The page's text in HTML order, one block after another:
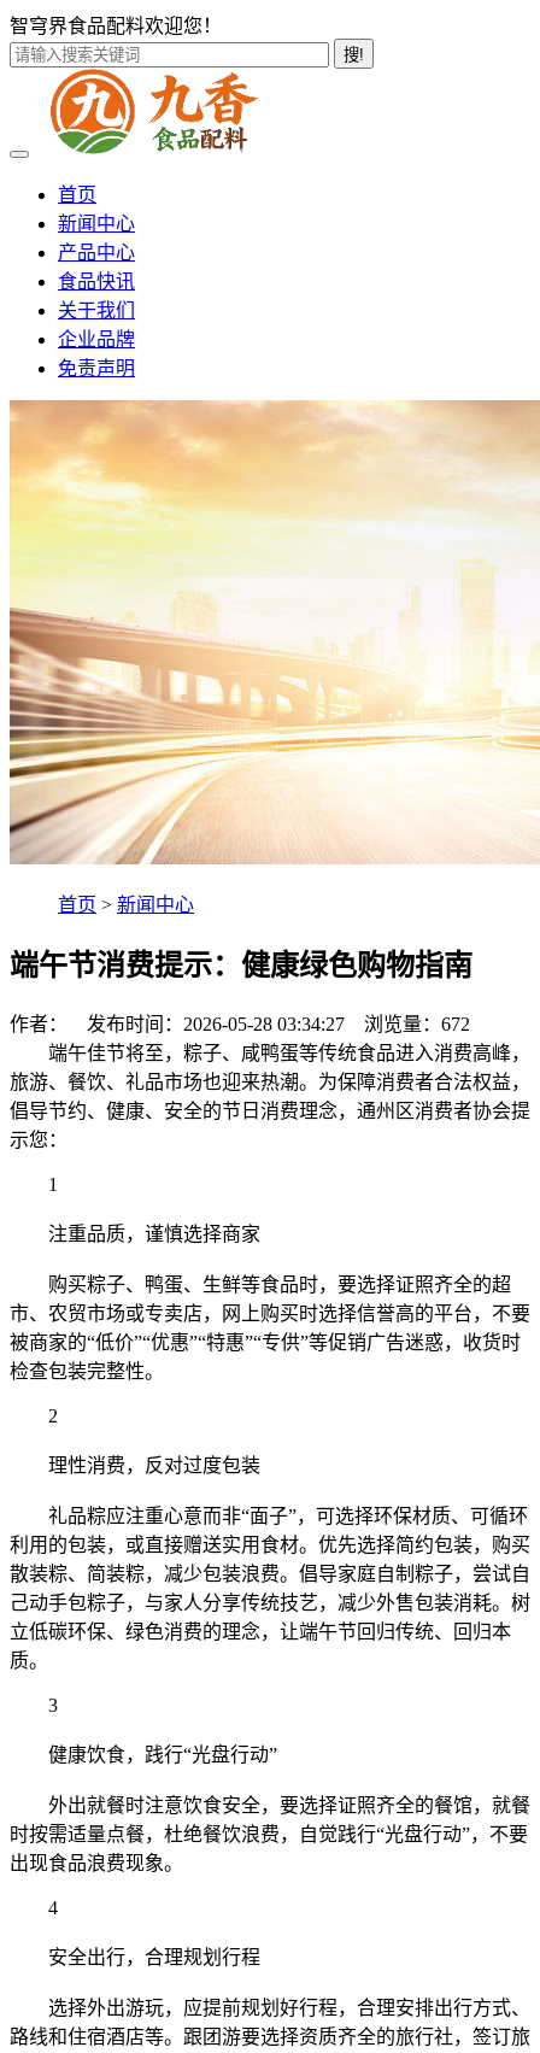
智穹界食品配料欢迎您！
搜!
首页
新闻中心
产品中心
食品快讯
关于我们
企业品牌
免责声明
首页 > 新闻中心
端午节消费提示：健康绿色购物指南
作者： 发布时间：2026-05-28 03:34:27 浏览量： 672
端午佳节将至，粽子、咸鸭蛋等传统食品进入消费高峰，
旅游、餐饮、礼品市场也迎来热潮。为保障消费者合法权益，
倡导节约、健康、安全的节日消费理念，通州区消费者协会提
示您：
1
注重品质，谨慎选择商家
购买粽子、鸭蛋、生鲜等食品时，要选择证照齐全的超
市、农贸市场或专卖店，网上购买时选择信誉高的平台，不要
被商家的“低价”“优惠”“特惠”“专供”等促销广告迷惑，收货时
检查包装完整性。
2
理性消费，反对过度包装
礼品粽应注重心意而非“面子”，可选择环保材质、可循环
利用的包装，或直接赠送实用食材。优先选择简约包装，购买
散装粽、简装粽，减少包装浪费。倡导家庭自制粽子，尝试自
己动手包粽子，与家人分享传统技艺，减少外售包装消耗。树
立低碳环保、绿色消费的理念，让端午节回归传统、回归本
质。
3
健康饮食，践行“光盘行动”
外出就餐时注意饮食安全，要选择证照齐全的餐馆，就餐
时按需适量点餐，杜绝餐饮浪费，自觉践行“光盘行动”，不要
出现食品浪费现象。
4
安全出行，合理规划行程
选择外出游玩，应提前规划好行程，合理安排出行方式、
路线和住宿酒店等。跟团游要选择资质齐全的旅行社，签订旅